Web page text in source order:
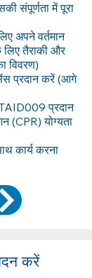
संपूर्णता में पूरा
अपने वर्तमान
तैराकी और
विवरण)
प्रदान करें (आगे
प्रदान
(CPR) योग्यता
कार्य करना
करें